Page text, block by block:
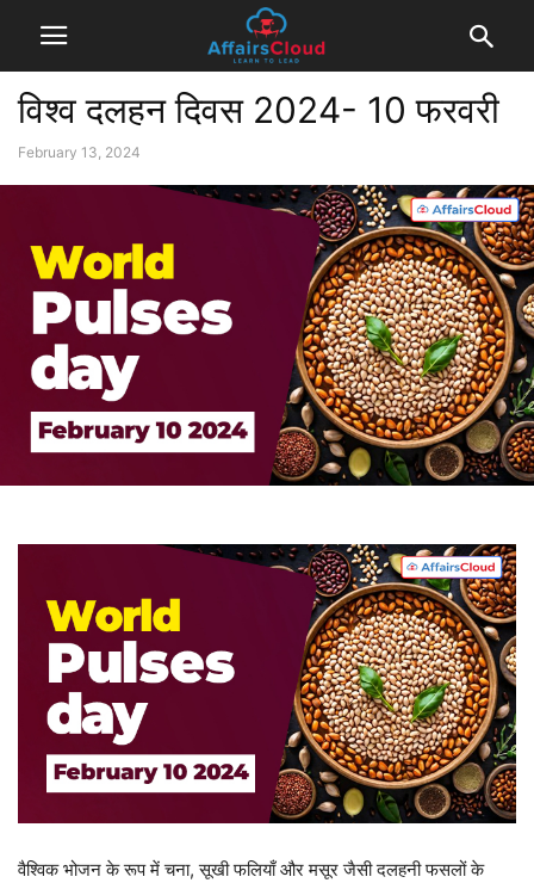
विश्व दलहन दिवस 2024- 10 फरवरी
February 13, 2024
वैश्विक भोजन के रूप में चना, सूखी फलियाँ और मसूर जैसी दलहनी फसलों के